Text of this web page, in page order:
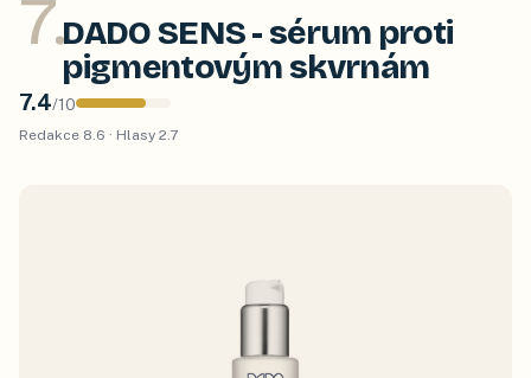
7.DADO SENS - sérum proti
pigmentovým skvrnám
7.4/10
Redakce 8.6 · Hlasy 2.7